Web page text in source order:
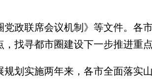
政联席会议机制》等文件。各
找寻都市圈建设下一步推进重点
划实施两年来，各市全面落实